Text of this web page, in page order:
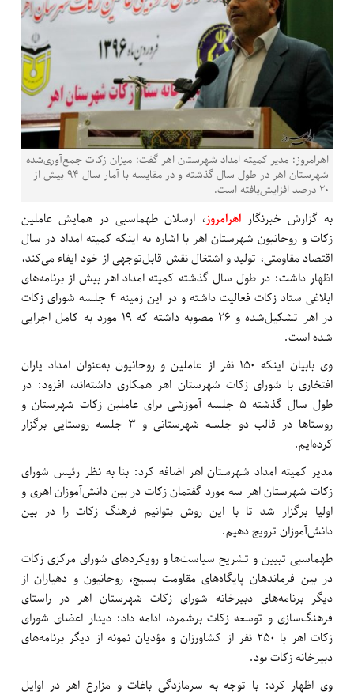
اهرامروز: مدیر کمیته امداد شهرستان اهر گفت: میزان زکات جمع‌آوری‌شده
شهرستان اهر در طول سال گذشته و در مقایسه با آمار سال 94 بیش از
20 درصد افزایش‌یافته است.
به گزارش خبرنگاراهرامروز، ارسلان طهماسبی در همایش عاملین
زکات و روحانیون شهرستان اهر با اشاره به اینکه کمیته امداد در سال
اقتصاد مقاومتی، تولید و اشتغال نقش قابل‌توجهی از خود ایفاء می‌کند،
اظهار داشت: در طول سال گذشته کمیته امداد اهر بیش از برنامه‌های
ابلاغی ستاد زکات فعالیت داشته و در این زمینه 4 جلسه شورای زکات
در اهر تشکیل‌شده و 26 مصوبه داشته که 19 مورد به کامل اجرایی
شده است.
وی بابیان اینکه 150 نفر از عاملین و روحانیون به‌عنوان امداد یاران
افتخاری با شورای زکات شهرستان اهر همکاری داشته‌اند، افزود: در
طول سال گذشته 5 جلسه آموزشی برای عاملین زکات شهرستان و
روستاها در قالب دو جلسه شهرستانی و 3 جلسه روستایی برگزار
کرده‌ایم.
مدیر کمیته امداد شهرستان اهر اضافه کرد: بنا به نظر رئیس شورای
زکات شهرستان اهر سه مورد گفتمان زکات در بین دانش‌آموزان اهری و
اولیا برگزار شد تا با این روش بتوانیم فرهنگ زکات را در بین
دانش‌آموزان ترویج دهیم.
طهماسبی تبیین و تشریح سیاست‌ها و رویکردهای شورای مرکزی زکات
در بین فرماندهان پایگاه‌های مقاومت بسیج، روحانیون و دهیاران از
دیگر برنامه‌های دبیرخانه شورای زکات شهرستان اهر در راستای
فرهنگ‌سازی و توسعه زکات برشمرد، ادامه داد: دیدار اعضای شورای
زکات اهر با 250 نفر از کشاورزان و مؤدیان نمونه از دیگر برنامه‌های
دبیرخانه زکات بود.
وی اظهار کرد: با توجه به سرمازدگی باغات و مزارع اهر در اوایل